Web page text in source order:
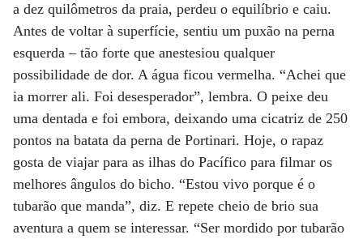
a dez quilômetros da praia, perdeu o equilíbrio e caiu.
Antes de voltar à superfície, sentiu um puxão na perna
esquerda – tão forte que anestesiou qualquer
possibilidade de dor. A água ficou vermelha. “Achei que
ia morrer ali. Foi desesperador”, lembra. O peixe deu
uma dentada e foi embora, deixando uma cicatriz de 250
pontos na batata da perna de Portinari. Hoje, o rapaz
gosta de viajar para as ilhas do Pacífico para filmar os
melhores ângulos do bicho. “Estou vivo porque é o
tubarão que manda”, diz. E repete cheio de brio sua
aventura a quem se interessar. “Ser mordido por tubarão